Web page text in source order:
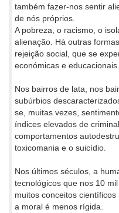
também fazer-nos sentir
de nós próprios.
A pobreza, o racismo, o
alienação. Há outras
rejeição social, que se
económicas e educacionais.
Nos bairros de lata, nos
subúrbios
se, muitas vezes,
índices elevados de
comportamentos
toxicomania e o suicídio.
Nos últimos séculos, a
tecnológicos que nos 10
muitos conceitos
a moral é menos rígida.